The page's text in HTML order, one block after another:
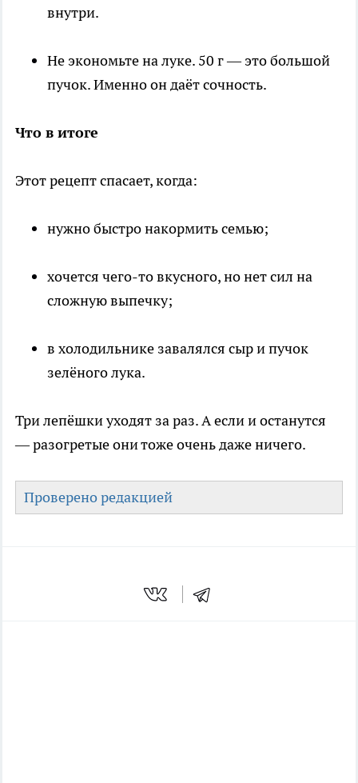
внутри.
Не экономьте на луке. 50 г — это большой
пучок. Именно он даёт сочность.
Что в итоге
Этот рецепт спасает, когда:
нужно быстро накормить семью;
хочется чего-то вкусного, но нет сил на
сложную выпечку;
в холодильнике завалялся сыр и пучок
зелёного лука.
Три лепёшки уходят за раз. А если и останутся
— разогретые они тоже очень даже ничего.
Проверено редакцией